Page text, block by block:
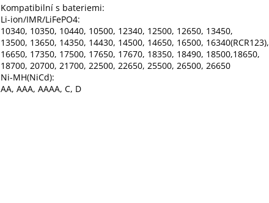
Kompatibilní s bateriemi:
Li-ion/IMR/LiFePO4:
10340, 10350, 10440, 10500, 12340, 12500, 12650, 13450,
13500, 13650, 14350, 14430, 14500, 14650, 16500, 16340(RCR123),
16650, 17350, 17500, 17650, 17670, 18350, 18490, 18500,18650,
18700, 20700, 21700, 22500, 22650, 25500, 26500, 26650
Ni-MH(NiCd):
AA, AAA, AAAA, C, D